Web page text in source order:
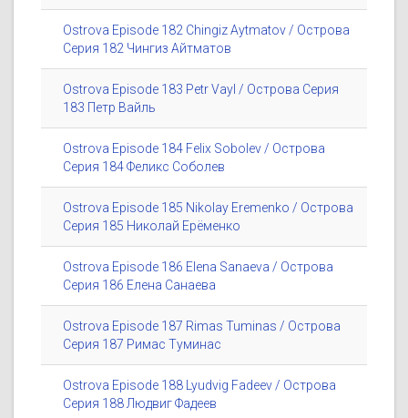
Ostrova Episode 182 Chingiz Aytmatov / Острова
Серия 182 Чингиз Айтматов
Ostrova Episode 183 Petr Vayl / Острова Серия
183 Петр Вайль
Ostrova Episode 184 Felix Sobolev / Острова
Серия 184 Феликс Соболев
Ostrova Episode 185 Nikolay Eremenko / Острова
Серия 185 Николай Ерёменко
Ostrova Episode 186 Elena Sanaeva / Острова
Серия 186 Елена Санаева
Ostrova Episode 187 Rimas Tuminas / Острова
Серия 187 Римас Туминас
Ostrova Episode 188 Lyudvig Fadeev / Острова
Серия 188 Людвиг Фадеев